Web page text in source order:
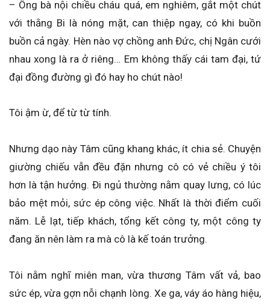
– Ông bà nội chiều cháu quá, em nghiêm, gắt một chút
với thằng Bi là nóng mặt, can thiệp ngay, có khi buồn
buồn cả ngày. Hèn nào vợ chồng anh Đức, chị Ngân cưới
nhau xong là ra ở riêng… Em không thấy cái tam đại, tứ
đại đồng đường gì đó hay ho chút nào!
Tôi ậm ừ, để từ từ tính.
Nhưng dạo này Tâm cũng khang khác, ít chia sẻ. Chuyện
giường chiếu vẫn đều đặn nhưng cô có vẻ chiều ý tôi
hơn là tận hưởng. Đi ngủ thường nằm quay lưng, có lúc
bảo mệt mỏi, sức ép công việc. Nhất là thời điểm cuối
năm. Lễ lạt, tiếp khách, tổng kết công ty, một công ty
đang ăn nên làm ra mà cô là kế toán trưởng.
Tôi nằm nghĩ miên man, vừa thương Tâm vất vả, bao
sức ép, vừa gợn nỗi chạnh lòng. Xe ga, váy áo hàng hiệu,